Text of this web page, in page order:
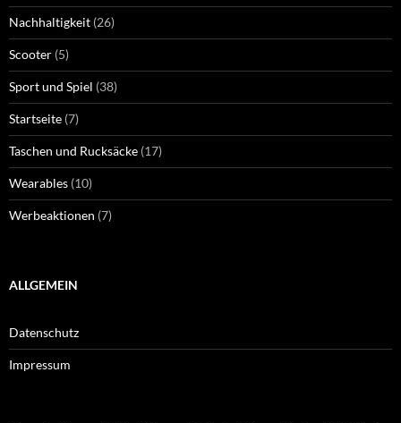
Nachhaltigkeit (26)
Scooter (5)
Sport und Spiel (38)
Startseite (7)
Taschen und Rucksäcke (17)
Wearables (10)
Werbeaktionen (7)
ALLGEMEIN
Datenschutz
Impressum